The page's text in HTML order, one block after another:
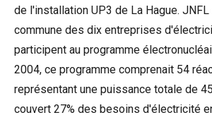
de l'installation UP3 de La Hague.
commune des dix entreprises
participent au programme
2004, ce programme comprenait 54
représentant une puissance totale de
couvert 27% des besoins d'électricité